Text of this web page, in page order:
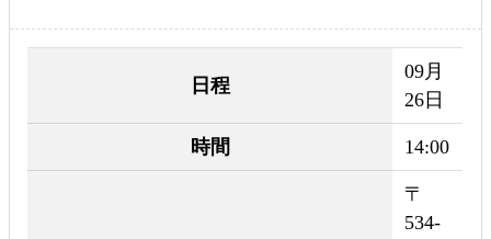
日程
09月
26日
時間 14:00
〒
534-